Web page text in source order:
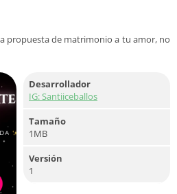
propuesta de matrimonio a tu amor, no
Desarrollador
IG: Santiiceballos
Tamaño
1MB
Versión
1